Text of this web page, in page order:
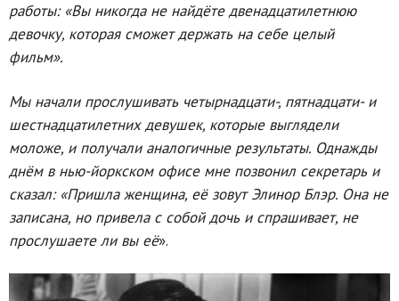
работы: «Вы никогда не найдёте двенадцатилетнюю
девочку, которая сможет держать на себе целый
фильм».
Мы начали прослушивать четырнадцати-, пятнадцати- и
шестнадцатилетних девушек, которые выглядели
моложе, и получали аналогичные результаты. Однажды
днём в нью-йоркском офисе мне позвонил секретарь и
сказал: «Пришла женщина, её зовут Элинор Блэр. Она не
записана, но привела с собой дочь и спрашивает, не
прослушаете ли вы её».